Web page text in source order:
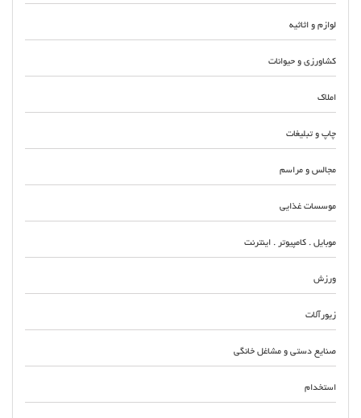
لوازم و اثاثیه
کشاورزی و حیوانات
املاک
چاپ و تبلیغات
مجالس و مراسم
موسسات غذایی
موبایل . کامپیوتر . اینترنت
ورزش
زیورآلات
صنایع دستی و مشاغل خانگی
استخدام